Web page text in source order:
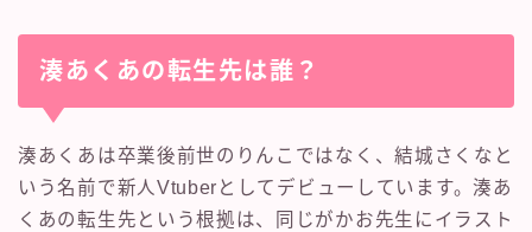
湊あくあの転生先は誰？
湊あくあは卒業後前世のりんこではなく、結城さくなと
いう名前で新人Vtuberとしてデビューしています。湊あ
くあの転生先という根拠は、同じがかお先生にイラスト